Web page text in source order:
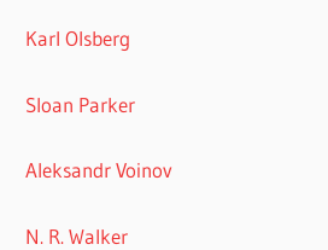
Karl Olsberg
Sloan Parker
Aleksandr Voinov
N. R. Walker